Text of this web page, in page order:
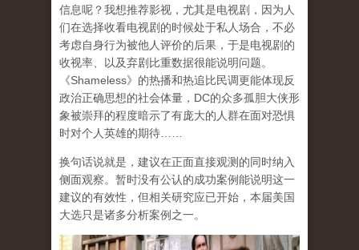
信息呢？我想推荐影视，尤其是电视剧，因为人
们在选择收看电视剧的时候处于私人场合，不必
考虑自身行为被他人评价的后果，于是电视剧的
收视率、以及弃剧比重数据很能说明问题。
《Shameless》的热播和热追比民调更能体现反
政治正确思想的社会体量，DC的众多孤胆大侠形
象被崇拜的程度暗示了有庞大的人群在面对恐惧
时对个人英雄的期待……
换句话说就是，建议在正面直接观测的同时纳入
侧面观察。暂时没有公认的成功案例能说明这一
建议的有效性，但相关研究应已开始，本届美国
大选只是诸多分析案例之一。